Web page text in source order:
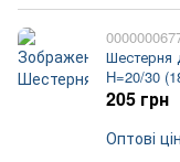
Шестерня
H=20/30
205 грн
Оптові